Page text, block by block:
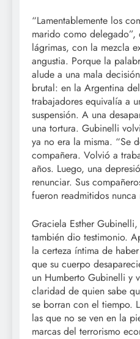
“Lamentablemente los
marido como
lágrimas, con la mezcla
angustia. Porque la
alude a una mala
brutal: en la Argentina
trabajadores equivalía a
suspensión. A una
una tortura. Gubinelli
ya no era la misma. “Se
compañera. Volvió a
años. Luego, una
renunciar. Sus
fueron readmitidos nunca
Graciela Esther
también dio testimonio.
la certeza íntima de
que su cuerpo
un Humberto Gubinelli y
claridad de quien sabe
se borran con el tiempo.
las que no se ven en la
marcas del terrorismo